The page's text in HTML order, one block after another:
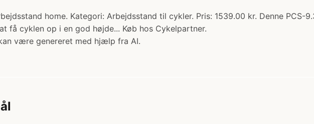
home. Kategori: Arbejdsstand til cykler. Pris: 1539.00 kr. Denne
få cyklen op i en god højde... Køb hos Cykelpartner.
være genereret med hjælp fra AI.